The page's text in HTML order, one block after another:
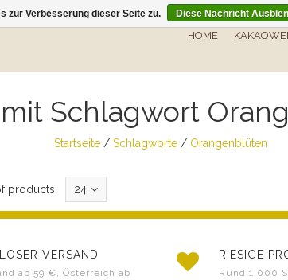
HOME
Schlagwort
Startseite / Schlagworte / Orangenblüten
products: 24
VERSAND
ab 59 €, Österreich ab
RIESIGE
Rund 1.000
zur Verbesserung dieser Seite zu. Diese Nachricht